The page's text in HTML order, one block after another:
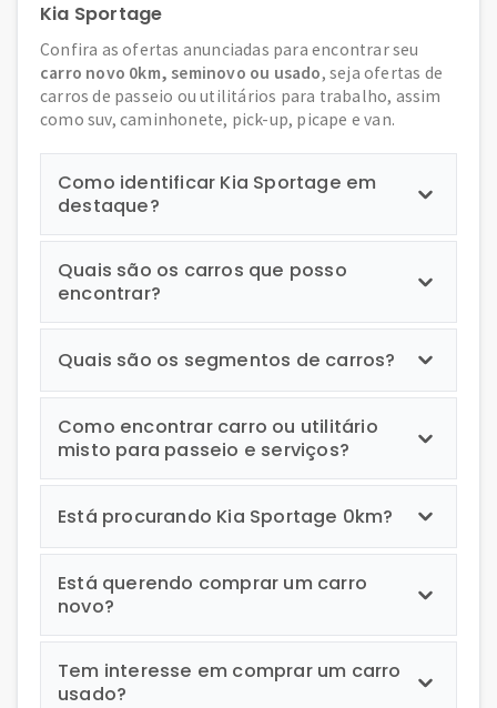
Kia Sportage
Confira as ofertas anunciadas para encontrar seu
carro novo 0km, seminovo ou usado, seja ofertas de
carros de passeio ou utilitários para trabalho, assim
como suv, caminhonete, pick-up, picape e van.
Como identificar Kia Sportage em
destaque?
Quais são os carros que posso
encontrar?
Quais são os segmentos de carros?
Como encontrar carro ou utilitário
misto para passeio e serviços?
Está procurando Kia Sportage 0km?
Está querendo comprar um carro
novo?
Tem interesse em comprar um carro
usado?